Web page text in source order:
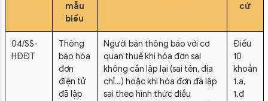
mẫu
biểu
cứ
04/SS-
HĐĐT
Thông
báo hóa
đơn
điện tử
đã lập
Người bán thông báo với cơ
quan thuế khi hóa đơn sai
không cần lập lại (sai tên, địa
chỉ…) hoặc khi hóa đơn đã lập
sai theo hình thức điều
Điều
10
khoản
1.a,
1.đ